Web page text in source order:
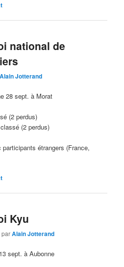
national de
Alain Jotterand
28 sept. à Morat
(2 perdus)
(2 perdus)
étrangers (France,
Kyu
parAlain Jotterand
sept. à Aubonne